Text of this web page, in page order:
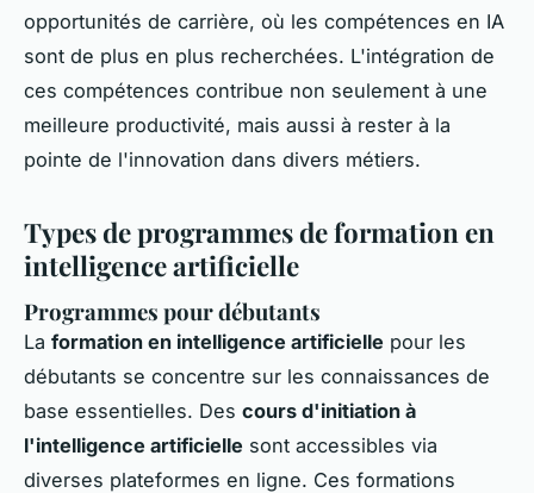
opportunités de carrière, où les compétences en IA
sont de plus en plus recherchées. L'intégration de
ces compétences contribue non seulement à une
meilleure productivité, mais aussi à rester à la
pointe de l'innovation dans divers métiers.
Types de programmes de formation en
intelligence artificielle
Programmes pour débutants
La formation en intelligence artificielle pour les
débutants se concentre sur les connaissances de
base essentielles. Des cours d'initiation à
l'intelligence artificielle sont accessibles via
diverses plateformes en ligne. Ces formations